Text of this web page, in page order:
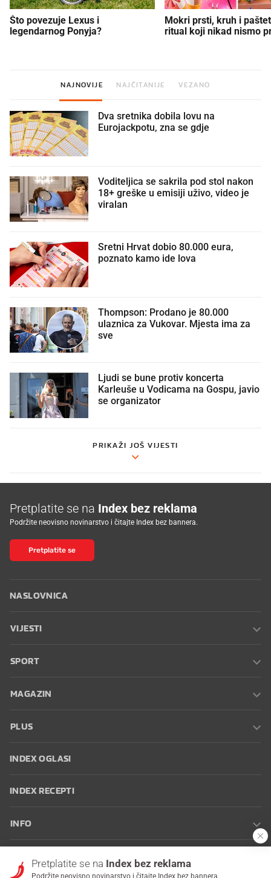
Što povezuje Lexus i
legendarnog Ponyja?
Mokri prsti, kruh i
ritual koji nikad nismo
NAJNOVIJE NAJČITANIJE VEZANO
Dva sretnika dobila lovu na
Eurojackpotu, zna se gdje
Voditeljica se sakrila pod stol nakon
18+ greške u emisiji uživo, video je
viralan
Sretni Hrvat dobio 80.000 eura,
poznato kamo ide lova
Thompson: Prodano je 80.000
ulaznica za Vukovar. Mjesta ima za
sve
Ljudi se bune protiv koncerta
Karleuše u Vodicama na Gospu, javio
se organizator
PRIKAŽI JOŠ VIJESTI
Pretplatite se na Index bez reklama
Podržite neovisno novinarstvo i čitajte Index bez bannera.
Pretplatite se
NASLOVNICA
VIJESTI
SPORT
MAGAZIN
PLUS
INDEX OGLASI
INDEX RECEPTI
INFO
korištenja
Postavke kolačića
Pretplatite se na Index bez reklama
Podržite neovisno novinarstvo i čitajte Index bez bannera.